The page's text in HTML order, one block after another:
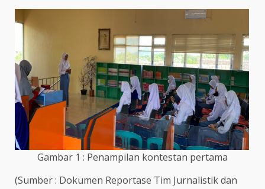
Gambar 1 : Penampilan kontestan pertama
(Sumber : Dokumen Reportase Tim Jurnalistik dan